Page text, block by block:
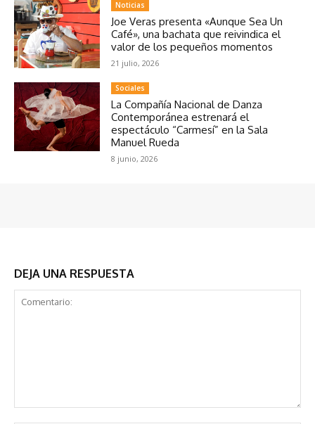
Noticias
Joe Veras presenta «Aunque Sea Un
Café», una bachata que reivindica el
valor de los pequeños momentos
21 julio, 2026
Sociales
La Compañía Nacional de Danza
Contemporánea estrenará el
espectáculo “Carmesí” en la Sala
Manuel Rueda
8 junio, 2026
DEJA UNA RESPUESTA